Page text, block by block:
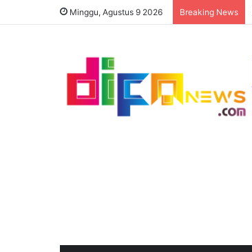
Minggu, Agustus 9 2026 Breaking News